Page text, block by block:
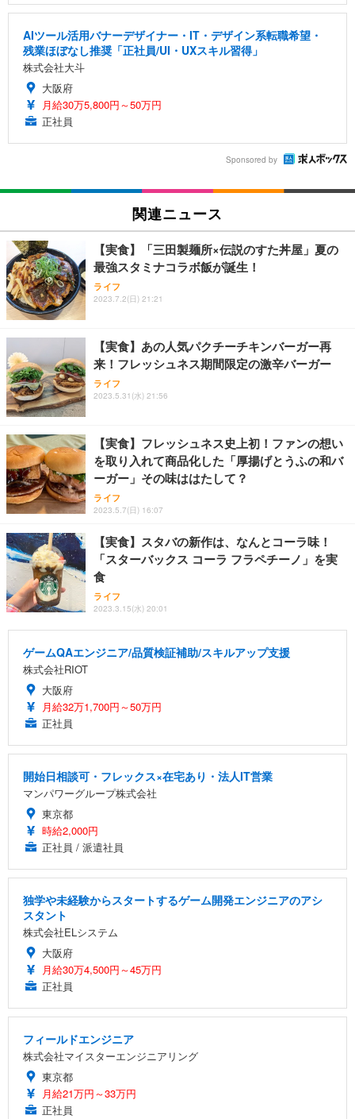
AIツール活用バナーデザイナー・IT・デザイン系転職希望・
残業ほぼなし推奨「正社員/UI・UXスキル習得」
株式会社大斗
大阪府
月給30万5,800円～50万円
正社員
Sponsored by
関連ニュース
【実食】「三田製麺所×伝説のすた丼屋」夏の
最強スタミナコラボ飯が誕生！
ライフ
2023.7.2(日) 21:21
【実食】あの人気パクチーチキンバーガー再
来！フレッシュネス期間限定の激辛バーガー
ライフ
2023.5.31(水) 21:56
【実食】フレッシュネス史上初！ファンの想い
を取り入れて商品化した「厚揚げとうふの和バ
ーガー」その味ははたして？
ライフ
2023.5.7(日) 16:07
【実食】スタバの新作は、なんとコーラ味！
「スターバックス コーラ フラペチーノ」を実
食
ライフ
2023.3.15(水) 20:01
ゲームQAエンジニア/品質検証補助/スキルアップ支援
株式会社RIOT
大阪府
月給32万1,700円～50万円
正社員
開始日相談可・フレックス×在宅あり・法人IT営業
マンパワーグループ株式会社
東京都
時給2,000円
正社員 / 派遣社員
独学や未経験からスタートするゲーム開発エンジニアのアシ
スタント
株式会社ELシステム
大阪府
月給30万4,500円～45万円
正社員
フィールドエンジニア
株式会社マイスターエンジニアリング
東京都
月給21万円～33万円
正社員